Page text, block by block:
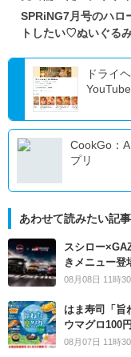
SPRiNG7月号のハロ
トしたい♡ぬいぐる
ドライ
CookGo：
プリ
あわせて読みたい記事
スシロー
きメニュー登
08月08日 11時
はま寿司「旨
ウマグロ100
08月07日 11時